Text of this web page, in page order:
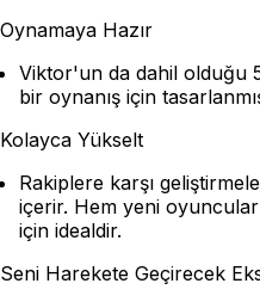
Oynamaya Hazır
Viktor'un da dahil olduğu
bir oynanış için
Kolayca Yükselt
Rakiplere karşı
içerir. Hem yeni
için idealdir.
Seni Harekete Geçirecek